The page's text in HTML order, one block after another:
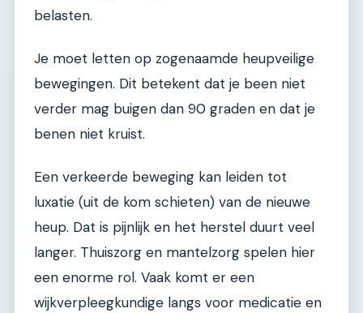
belasten.
Je moet letten op zogenaamde heupveilige
bewegingen. Dit betekent dat je been niet
verder mag buigen dan 90 graden en dat je
benen niet kruist.
Een verkeerde beweging kan leiden tot
luxatie (uit de kom schieten) van de nieuwe
heup. Dat is pijnlijk en het herstel duurt veel
langer. Thuiszorg en mantelzorg spelen hier
een enorme rol. Vaak komt er een
wijkverpleegkundige langs voor medicatie en